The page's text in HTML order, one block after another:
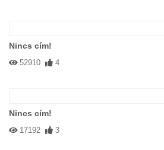
Nincs cím!
52910 4
Nincs cím!
17192 3